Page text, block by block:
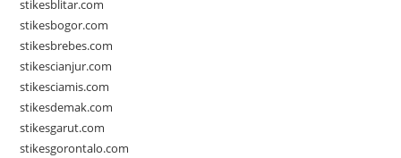
stikesblitar.com
stikesbogor.com
stikesbrebes.com
stikescianjur.com
stikesciamis.com
stikesdemak.com
stikesgarut.com
stikesgorontalo.com